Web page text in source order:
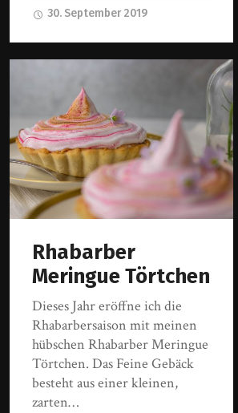
30. September 2019
Rhabarber
Meringue Törtchen
Dieses Jahr eröffne ich die
Rhabarbersaison mit meinen
hübschen Rhabarber Meringue
Törtchen. Das Feine Gebäck
besteht aus einer kleinen,
zarten…